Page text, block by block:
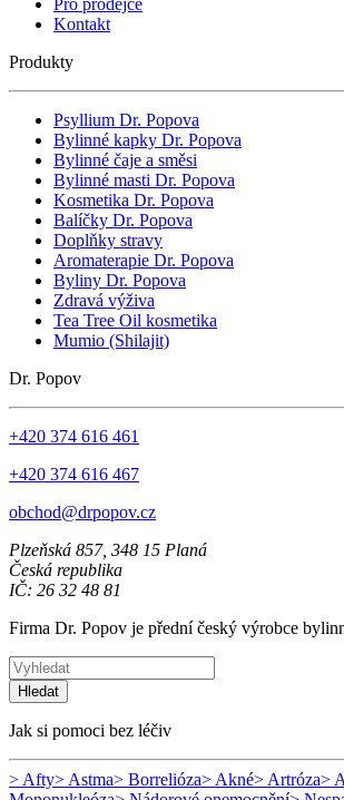
Pro prodejce
Kontakt
Produkty
Psyllium Dr. Popova
Bylinné kapky Dr. Popova
Bylinné čaje a směsi
Bylinné masti Dr. Popova
Kosmetika Dr. Popova
Balíčky Dr. Popova
Doplňky stravy
Aromaterapie Dr. Popova
Byliny Dr. Popova
Zdravá výživa
Tea Tree Oil kosmetika
Mumio (Shilajit)
Dr. Popov
+420 374 616 461
+420 374 616 467
obchod@drpopov.cz
Plzeňská 857, 348 15 Planá
Česká republika
IČ: 26 32 48 81
Firma Dr. Popov je přední český výrobce
Hledat
Jak si pomoci bez léčiv
> Afty> Astma> Borrelióza> Akné> Artróza>